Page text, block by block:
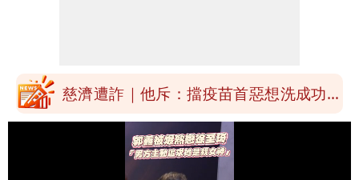
慈濟遭詐｜他斥：擋疫苗首惡想洗成功臣
「當台灣人金魚腦？」
肥大叔猝逝！競爭對手「丟丟妹」13字
Uber Eats違法偷錢！外送員得自己檢